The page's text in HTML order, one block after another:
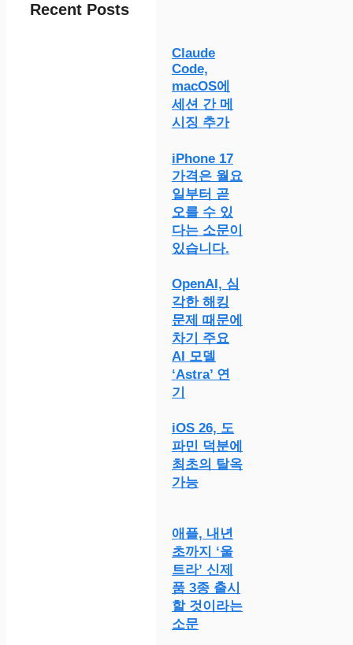
Recent Posts
Claude
Code,
macOS에
세션 간 메
시징 추가
iPhone 17
가격은 월요
일부터 곧
오를 수 있
다는 소문이
있습니다.
OpenAI, 심
각한 해킹
문제 때문에
차기 주요
AI 모델
‘Astra’ 연
기
iOS 26, 도
파민 덕분에
최초의 탈옥
가능
애플, 내년
초까지 ‘울
트라’ 신제
품 3종 출시
할 것이라는
소문